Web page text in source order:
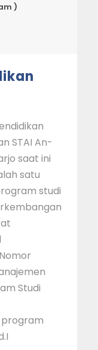
)
STAI An-
saat ini
satu
studi
Studi